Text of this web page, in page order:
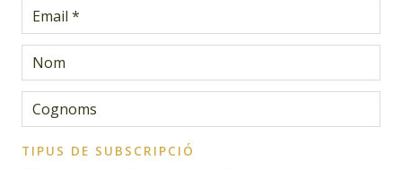
TIPUS DE SUBSCRIPCIÓ